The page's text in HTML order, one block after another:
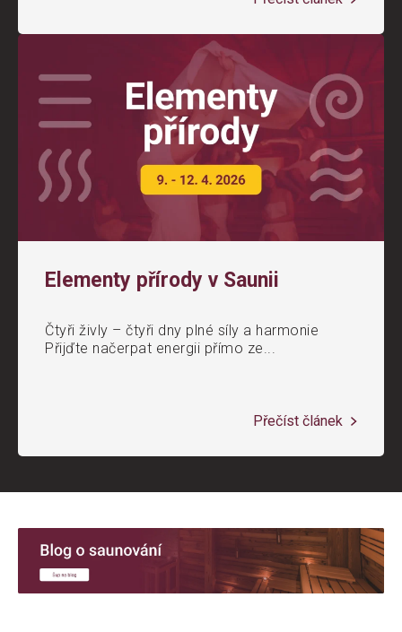
Elementy přírody v Saunii
Čtyři živly – čtyři dny plné síly a harmonie
Přijďte načerpat energii přímo ze...
Přečíst článek